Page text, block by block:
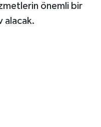
önemli bir
alacak.